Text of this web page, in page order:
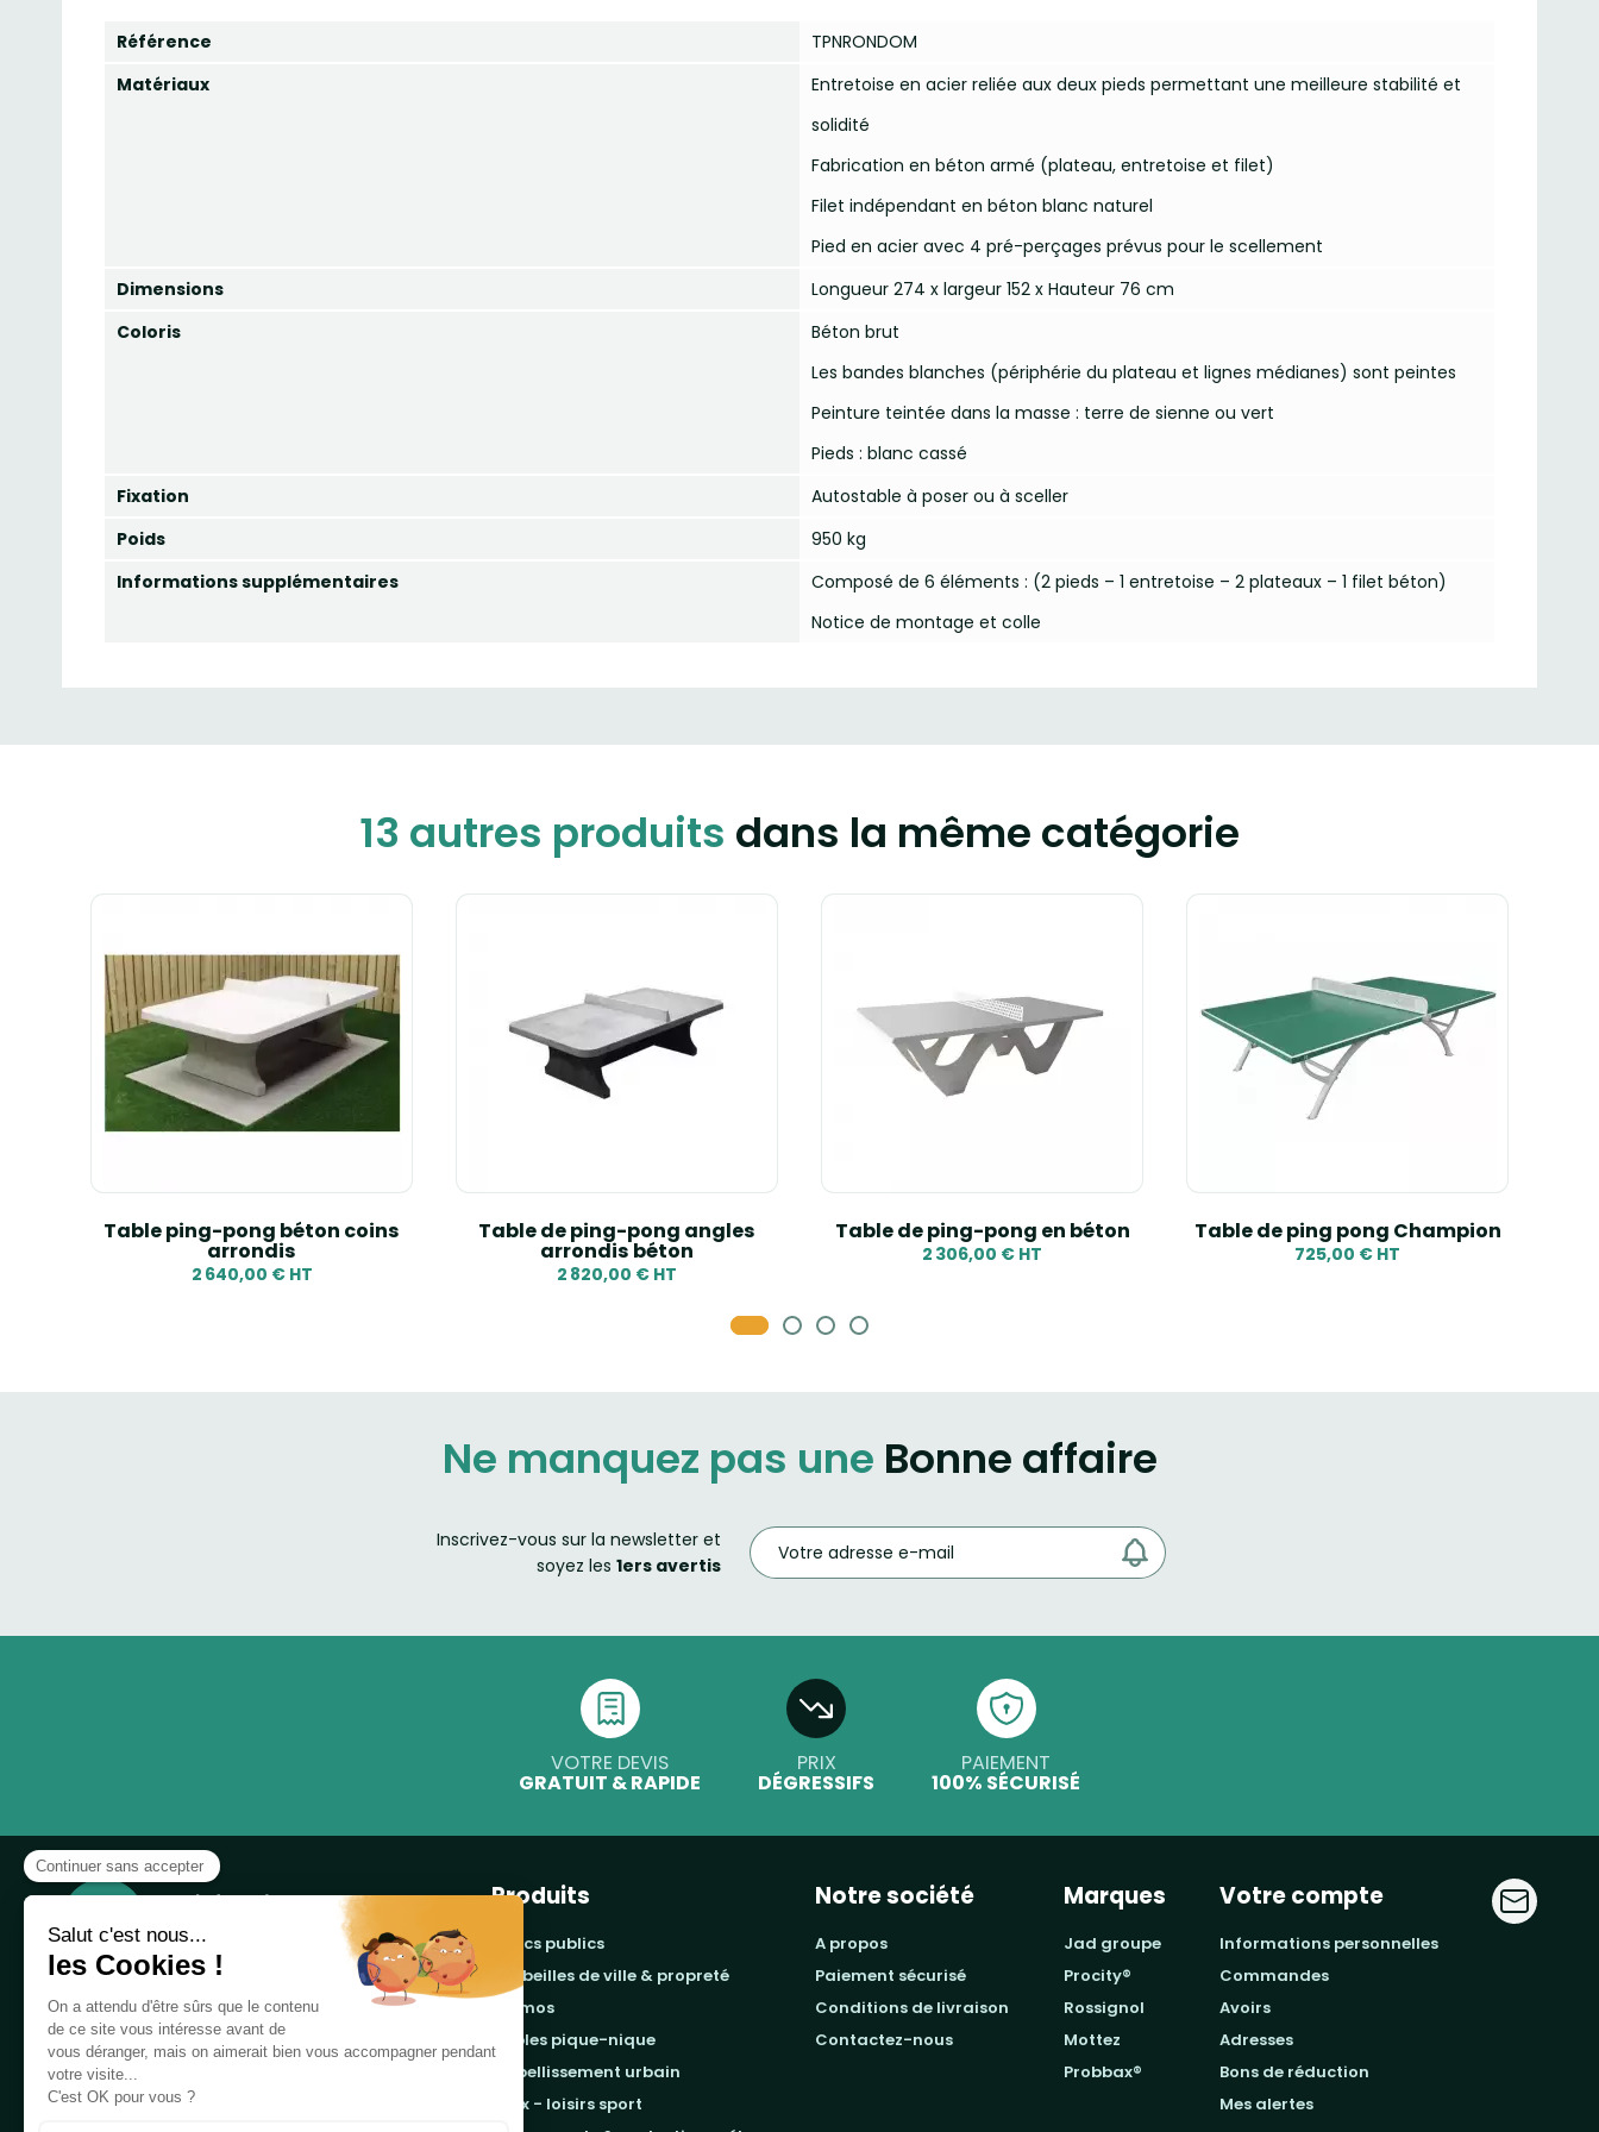
Référence
TPNRONDOM
Matériaux
Entretoise en acier reliée aux deux pieds permettant une meilleure stabilité et
solidité
Fabrication en béton armé (plateau, entretoise et filet)
Filet indépendant en béton blanc naturel
Pied en acier avec 4 pré-perçages prévus pour le scellement
Dimensions
Longueur 274 x largeur 152 x Hauteur 76 cm
Coloris
Béton brut
Les bandes blanches (périphérie du plateau et lignes médianes) sont peintes
Peinture teintée dans la masse : terre de sienne ou vert
Pieds : blanc cassé
Fixation
Autostable à poser ou à sceller
Poids
950 kg
Informations supplémentaires
Composé de 6 éléments : (2 pieds – 1 entretoise – 2 plateaux – 1 filet béton)
Notice de montage et colle
13 autres produits dans la même catégorie
Table ping-pong béton coins
arrondis
2 640,00 € HT
Table de ping-pong angles
arrondis béton
2 820,00 € HT
Table de ping-pong en béton
2 306,00 € HT
Table de ping pong Champion
725,00 € HT
Ne manquez pas une Bonne affaire
Inscrivez-vous sur la newsletter et
soyez les 1ers avertis
VOTRE DEVIS
GRATUIT & RAPIDE
PRIX
DÉGRESSIFS
PAIEMENT
100% SÉCURISÉ
Notre boutique, spécialisée dans la vente de
table de pique-nique et de plein air, est
principalement adressée aux collectvités, aux
entreprises privées et publiques et au
associations.
Produits
bancs publics
corbeilles de ville & propreté
promos
tables pique-nique
embellissement urbain
jeux - loisirs sport
Notre société
a propos
paiement sécurisé
conditions de livraison
contactez-nous
Marques
jad groupe
procity®
rossignol
mottez
probbax®
Votre compte
informations personnelles
commandes
avoirs
adresses
bons de réduction
mes alertes